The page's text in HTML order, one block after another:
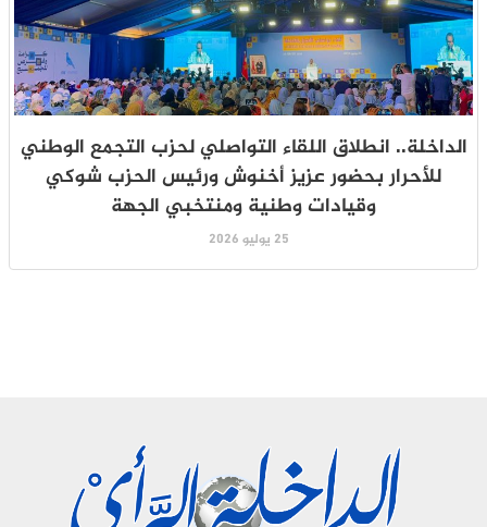
الداخلة.. انطلاق اللقاء التواصلي لحزب التجمع الوطني
للأحرار بحضور عزيز أخنوش ورئيس الحزب شوكي
وقيادات وطنية ومنتخبي الجهة
25 يوليو 2026